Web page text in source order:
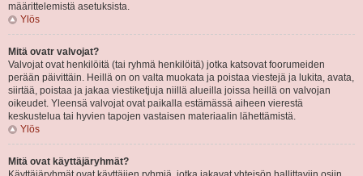
määrittelemistä asetuksista.
Ylös
Mitä ovatr valvojat?
Valvojat ovat henkilöitä (tai ryhmä henkilöitä) jotka katsovat foorumeiden
perään päivittäin. Heillä on on valta muokata ja poistaa viestejä ja lukita, avata,
siirtää, poistaa ja jakaa viestiketjuja niillä alueilla joissa heillä on valvojan
oikeudet. Yleensä valvojat ovat paikalla estämässä aiheen vierestä
keskustelua tai hyvien tapojen vastaisen materiaalin lähettämistä.
Ylös
Mitä ovat käyttäjäryhmät?